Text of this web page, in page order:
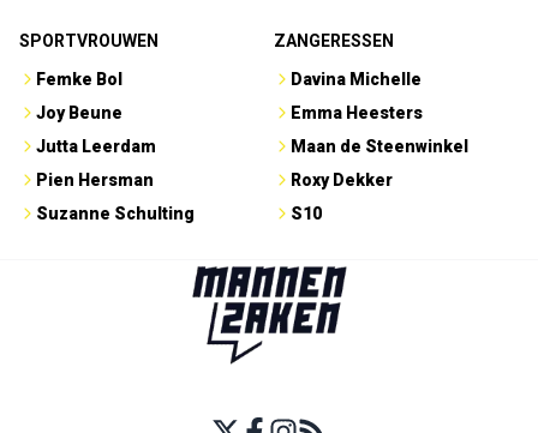
SPORTVROUWEN
Femke Bol
Joy Beune
Jutta Leerdam
Pien Hersman
Suzanne Schulting
ZANGERESSEN
Davina Michelle
Emma Heesters
Maan de Steenwinkel
Roxy Dekker
S10